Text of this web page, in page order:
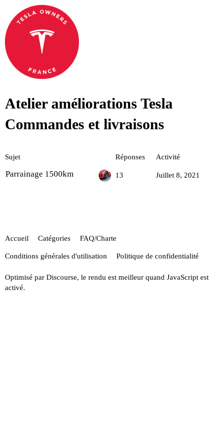
Atelier améliorations Tesla
Commandes et livraisons
Sujet Réponses Activité
Parrainage 1500km 13 Juillet 8, 2021
Accueil Catégories FAQ/Charte
Conditions générales d'utilisation Politique de confidentialité
Optimisé par Discourse, le rendu est meilleur quand JavaScript est
activé.